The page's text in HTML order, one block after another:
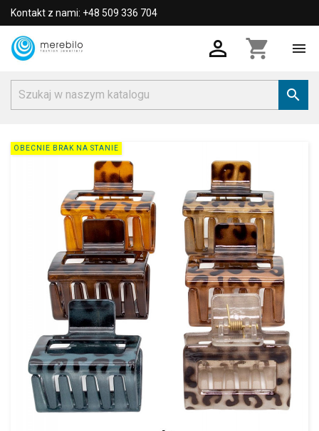
Kontakt z nami: +48 509 336 704
 shopping_cart 

OBECNIE BRAK NA STANIE